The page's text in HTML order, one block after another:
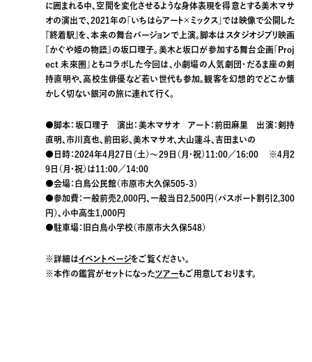
に囲まれる中、空間を変化させるような身体表現を得意とする美木マサ
オの演出で、2021年の「いちはらアート×ミックス」では映像で公開した
『終着駅』を、本来の舞台バージョンで上演。脚本はスタジオジブリ映画
『かぐや姫の物語』の坂口理子。美木と坂口が参加する舞台企画「Proj
ect 未來圏」ともコラボした今回は、小劇場の人気劇団・だるま座の剣
持直明や、高校生俳優など若い世代も参加。観客を幻想的でどこか懐
かしく切ない銀河の旅に連れて行く。
●脚本：坂口理子 演出：美木マサオ アート：前田麻里 出演：剣持
直明、市川真也、前田彩、美木マサオ、大山蓮斗、吉田まいの
●日時：2024年4月27日（土）～29日（月・祝）11:00／16:00 ※4月2
9日（月・祝）は11:00／14:00
●会場：白鳥公民館（市原市大久保505-3）
●参加費：一般前売2,000円、一般当日2,500円（パスポート割引2,300
円）、小中高生1,000円
●駐車場：旧白鳥小学校（市原市大久保548）
※詳細はイベントページをご覧ください。
※本作の鑑賞がセットになったツアーもご用意しております。